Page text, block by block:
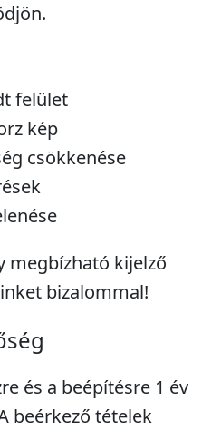
felület
kép
csökkenése
megbízható kijelző
bizalommal!
és a beépítésre 1 év
beérkező tételek